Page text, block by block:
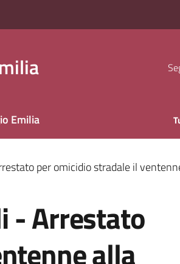
Emilia
per omicidio stradale il
- Arrestato
alla